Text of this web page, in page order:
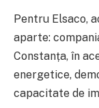
Pentru Elsaco,
aparte:
Constanța, în
energetice,
capacitate de